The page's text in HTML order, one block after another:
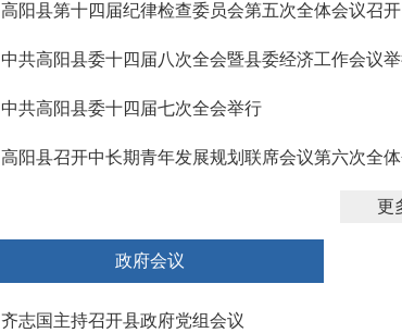
高阳县第十四届纪律检查委员会第五次全体会议召开
中共高阳县委十四届八次全会暨县委经济工作会议
中共高阳县委十四届七次全会举行
高阳县召开中长期青年发展规划联席会议第六次全
更
政府会议
齐志国主持召开县政府党组会议